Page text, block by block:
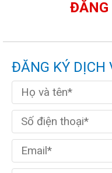
ĐĂNG
ĐĂNG KÝ DỊCH